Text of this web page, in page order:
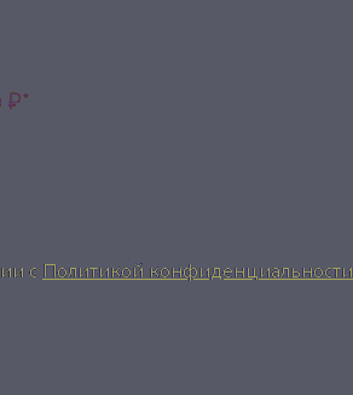
₽*
с Политикой конфиденциальности